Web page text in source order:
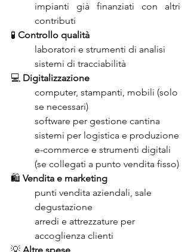
impianti già finanziati con altri
contributi
🧪 Controllo qualità
laboratori e strumenti di analisi
sistemi di tracciabilità
💻 Digitalizzazione
computer, stampanti, mobili (solo
se necessari)
software per gestione cantina
sistemi per logistica e produzione
e-commerce e strumenti digitali
(se collegati a punto vendita fisso)
🛍️ Vendita e marketing
punti vendita aziendali, sale
degustazione
arredi e attrezzature per
accoglienza clienti